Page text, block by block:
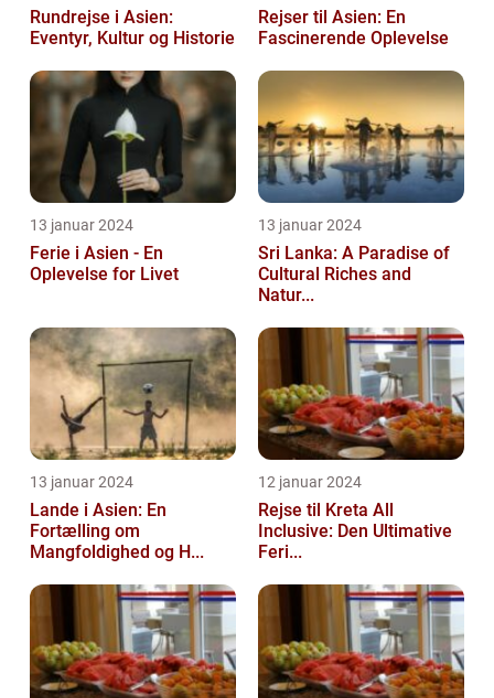
Rundrejse i Asien:
Eventyr, Kultur og Historie
Rejser til Asien: En
Fascinerende Oplevelse
13 januar 2024
Ferie i Asien - En
Oplevelse for Livet
13 januar 2024
Sri Lanka: A Paradise of
Cultural Riches and
Natur...
13 januar 2024
Lande i Asien: En
Fortælling om
Mangfoldighed og H...
12 januar 2024
Rejse til Kreta All
Inclusive: Den Ultimative
Feri...